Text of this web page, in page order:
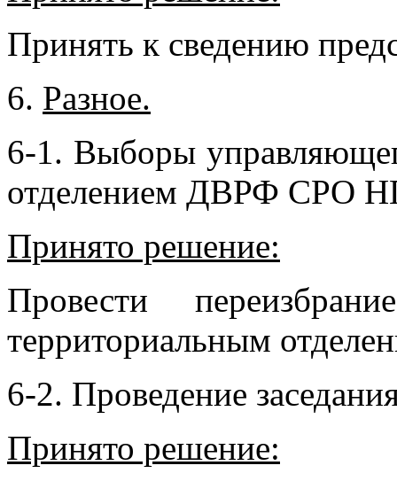
Принять к сведению
6. Разное.
6-1. Выборы
отделением ДВРФ СРО
Принято решение:
Провести
территориальным
6-2. Проведение
Принято решение: